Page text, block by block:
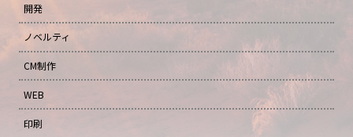
開発
ノベルティ
CM制作
WEB
印刷